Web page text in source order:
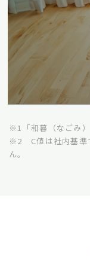
※1「和暮（なごみ
※2 C値は社内基準
ん。